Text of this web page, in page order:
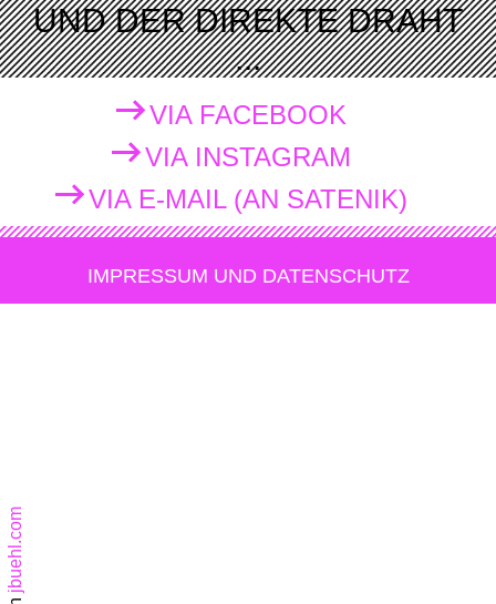
UND DER DIREKTE DRAHT
...
VIA FACEBOOK
VIA INSTAGRAM
VIA E-MAIL (AN SATENIK)
IMPRESSUM UND DATENSCHUTZ
jbuehl.com